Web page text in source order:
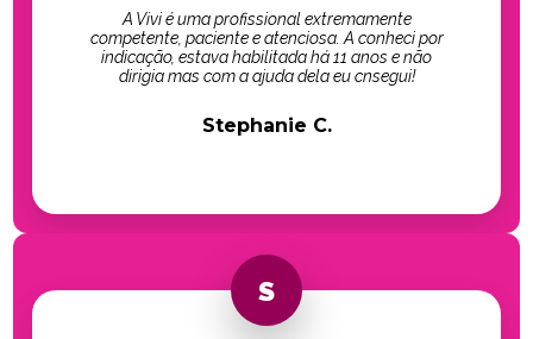
A Vivi é uma profissional extremamente
competente, paciente e atenciosa. A conheci por
indicação, estava habilitada há 11 anos e não
dirigia mas com a ajuda dela eu cnsegui!
Stephanie C.